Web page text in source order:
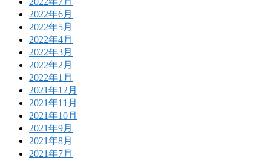
2022年6月
2022年5月
2022年4月
2022年3月
2022年2月
2022年1月
2021年12月
2021年11月
2021年10月
2021年9月
2021年8月
2021年7月